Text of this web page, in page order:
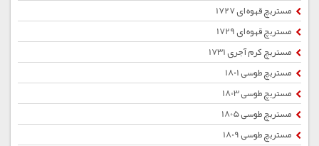
مستربچ قهوه ای 1727
مستربچ قهوه ای 1729
مستربچ کرم آجری 1731
مستربچ طوسی 1801
مستربچ طوسی 1803
مستربچ طوسی 1805
مستربچ طوسی 1809